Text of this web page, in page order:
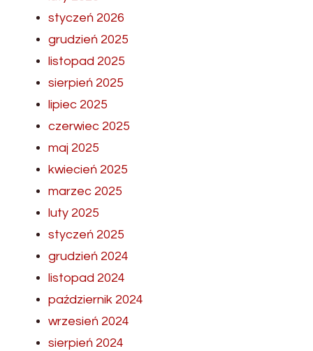
styczeń 2026
grudzień 2025
listopad 2025
sierpień 2025
lipiec 2025
czerwiec 2025
maj 2025
kwiecień 2025
marzec 2025
luty 2025
styczeń 2025
grudzień 2024
listopad 2024
październik 2024
wrzesień 2024
sierpień 2024